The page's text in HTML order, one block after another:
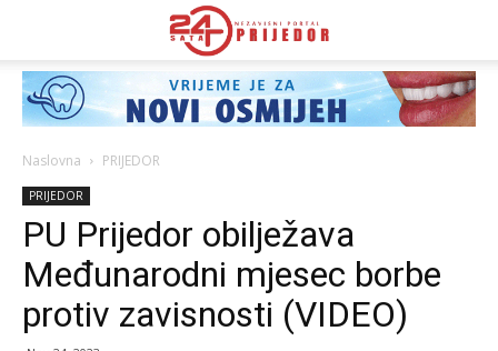
Naslovna PRIJEDOR
PRIJEDOR
PU Prijedor obilježava
Međunarodni mjesec borbe
protiv zavisnosti (VIDEO)